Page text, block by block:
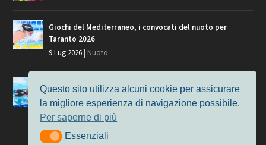
Giochi del Mediterraneo, i convocati del nuoto per
Taranto 2026
9 Lug 2026| Nuoto
Europei di Nuoto Parigi 2026: fra veterani e giovani, chi
7 Lug 2026
Nuoto
Questo sito utilizza alcuni cookie per assicurare
la migliore esperienza di navigazione possibile.
Per saperne di più
EssenzialiEssenziali